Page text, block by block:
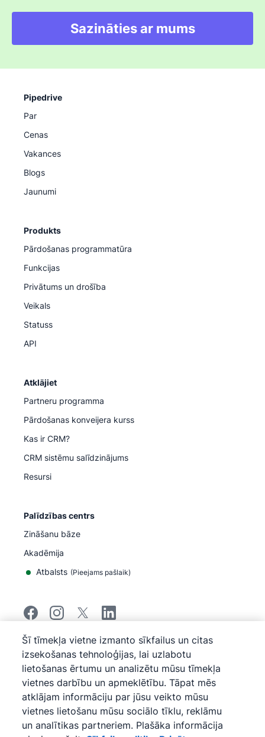
Sazināties ar mums
Pipedrive
Par
Cenas
Vakances
Blogs
Jaunumi
Produkts
Pārdošanas programmatūra
Funkcijas
Privātums un drošība
Veikals
Statuss
API
Atklājiet
Partneru programma
Pārdošanas konveijera kurss
Kas ir CRM?
CRM sistēmu salīdzinājums
Resursi
Palīdzības centrs
Zināšanu bāze
Akadēmija
Atbalsts (Pieejams pašlaik)
© 2026Pipedrive
Pipedrive
Pakalpojumu sniegšanas noteikumi
Pipedrive
Privātuma paziņojums
Vietnes karte
Sīkfailu politika
Sīkfailu preferences
Pipedrive ir uz tīmekļa bāzes veidota pārdošanas CRM
Šī tīmekļa vietne izmanto sīkfailus un citas
izsekošanas tehnoloģijas, lai uzlabotu
lietošanas ērtumu un analizētu mūsu tīmekļa
vietnes darbību un apmeklētību. Tāpat mēs
atklājam informāciju par jūsu veikto mūsu
vietnes lietošanu mūsu sociālo tīklu, reklāmu
un analītikas partneriem. Plašāka informācija